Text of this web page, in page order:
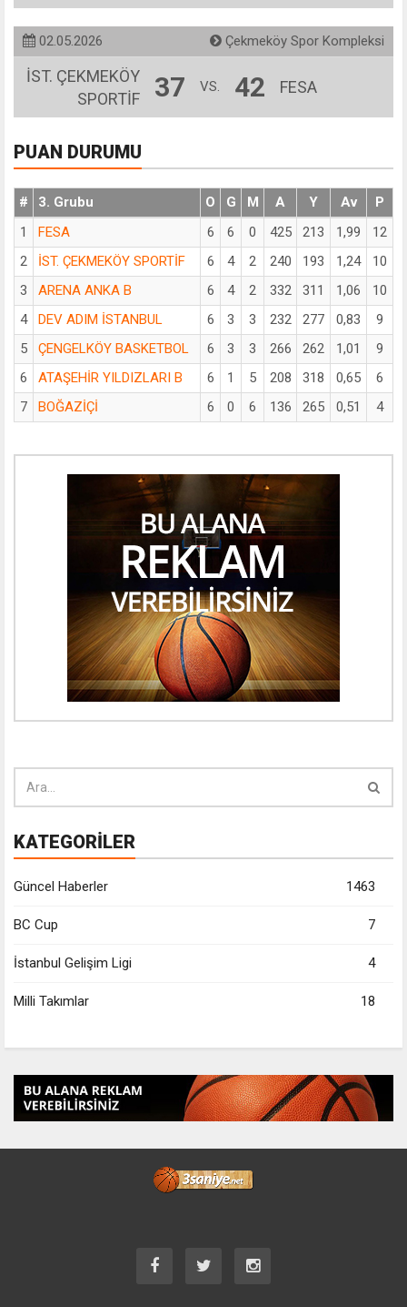
02.05.2026 Çekmeköy Spor Kompleksi
İST. ÇEKMEKÖY
SPORTİF
37 VS. 42 FESA
PUAN DURUMU
# 3. Grubu O G M A Y Av
P
1
FESA 6 6 0 425 213 1,99
12
2
İST. ÇEKMEKÖY SPORTİF 6 4 2 240 193 1,24
10
3
ARENA ANKA B 6 4 2 332 311 1,06
10
4
DEV ADIM İSTANBUL 6 3 3 232 277 0,83
9
5
ÇENGELKÖY BASKETBOL 6 3 3 266 262 1,01
9
6
ATAŞEHİR YILDIZLARI B 6 1 5 208 318 0,65
6
7
BOĞAZİÇİ 6 0 6 136 265 0,51 4
KATEGORİLER
Güncel Haberler 1463
BC Cup 7
İstanbul Gelişim Ligi 4
Milli Takımlar 18